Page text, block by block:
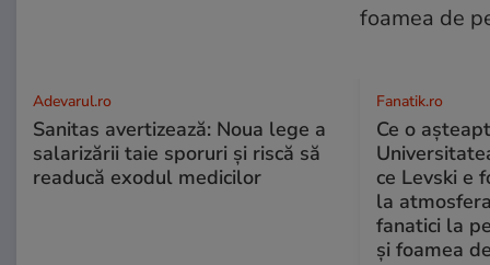
Adevarul.ro
Sanitas avertizează: Noua lege a
salarizării taie sporuri și riscă să
readucă exodul medicilor
Fanatik.ro
Ce o
ce Levski e
la
fanatici la
şi foamea